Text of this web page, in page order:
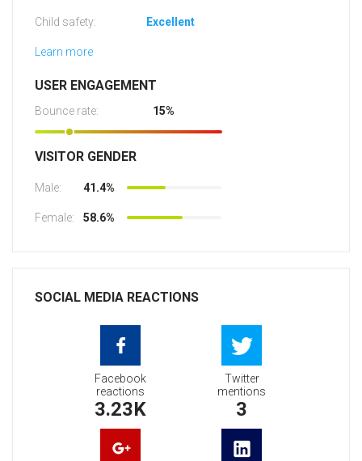
Child safety: Excellent
Learn more
USER ENGAGEMENT
Bounce rate: 15%
VISITOR GENDER
Male: 41.4%
Female: 58.6%
SOCIAL MEDIA REACTIONS
Facebook
reactions
3.23K
Twitter
mentions
3